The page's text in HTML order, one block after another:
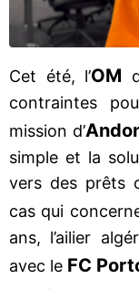
Cet été, l’OM
contraintes
mission d’
simple et la
vers des prêts
cas qui
ans, l’ailier
avec le FC